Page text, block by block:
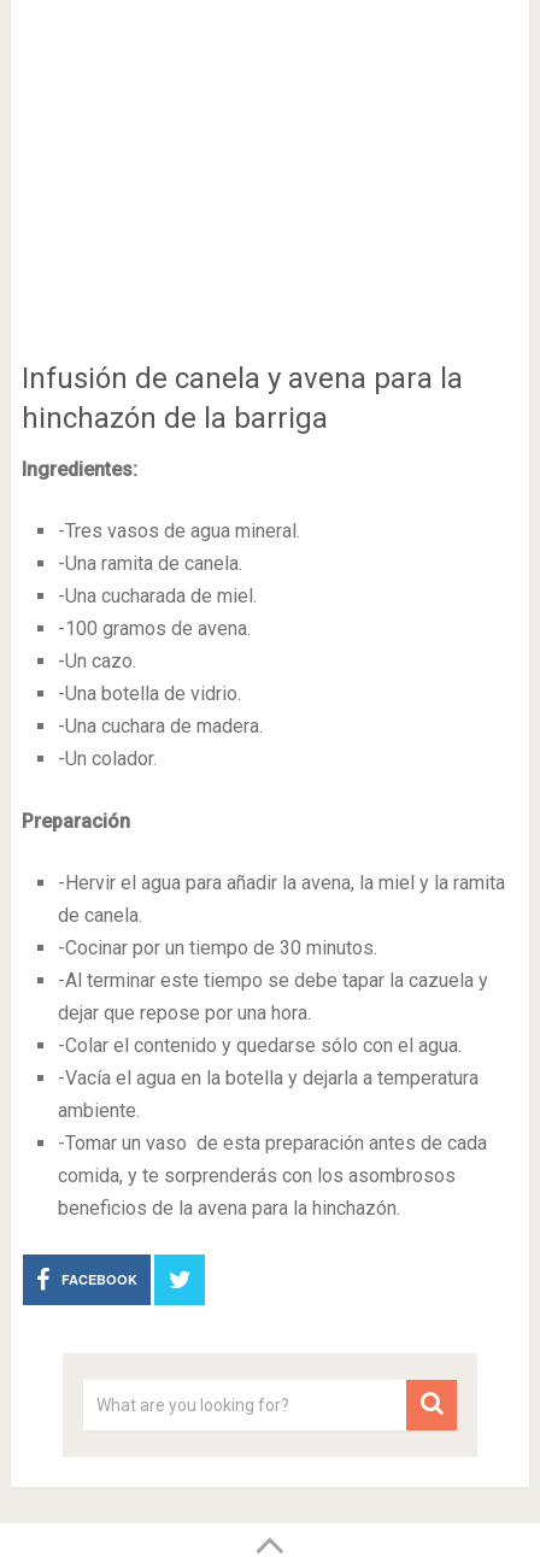
Infusión de canela y avena para la
hinchazón de la barriga
Ingredientes:
-Tres vasos de agua mineral.
-Una ramita de canela.
-Una cucharada de miel.
-100 gramos de avena.
-Un cazo.
-Una botella de vidrio.
-Una cuchara de madera.
-Un colador.
Preparación
-Hervir el agua para añadir la avena, la miel y la ramita
de canela.
-Cocinar por un tiempo de 30 minutos.
-Al terminar este tiempo se debe tapar la cazuela y
dejar que repose por una hora.
-Colar el contenido y quedarse sólo con el agua.
-Vacía el agua en la botella y dejarla a temperatura
ambiente.
-Tomar un vaso de esta preparación antes de cada
comida, y te sorprenderás con los asombrosos
beneficios de la avena para la hinchazón.
FACEBOOK